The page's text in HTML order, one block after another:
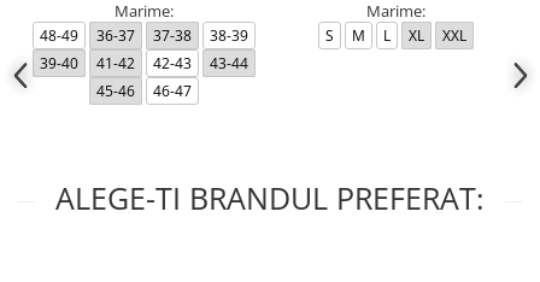
Marime:
48-49 36-37 37-38
38-39
39-40
41-42 42-43
43-44
45-46
46-47
Marime:
S M L XL XXL
ALEGE-TI BRANDUL PREFERAT: